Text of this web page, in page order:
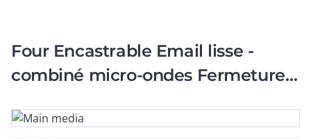
Four Encastrable Email lisse -
combiné micro-ondes Fermeture